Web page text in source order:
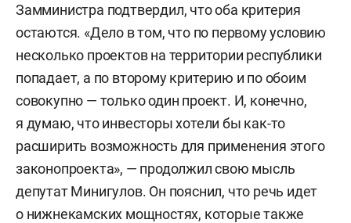
Замминистра подтвердил, что оба критерия
остаются. «Дело в том, что по первому условию
несколько проектов на территории республики
попадает, а по второму критерию и по обоим
совокупно — только один проект. И, конечно,
я думаю, что инвесторы хотели бы как-то
расширить возможность для применения этого
законопроекта», — продолжил свою мысль
депутат Минигулов. Он пояснил, что речь идет
о нижнекамских мощностях, которые также